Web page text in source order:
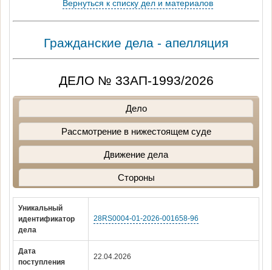
Вернуться к списку дел и материалов
Гражданские дела - апелляция
ДЕЛО № 33АП-1993/2026
Дело
Рассмотрение в нижестоящем суде
Движение дела
Стороны
Уникальный
идентификатор
дела
28RS0004-01-2026-001658-96
Дата
поступления
22.04.2026